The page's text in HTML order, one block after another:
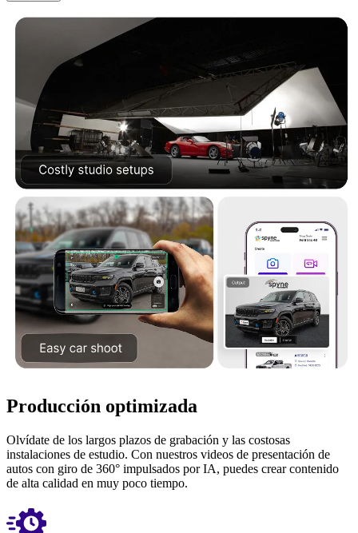
Producción optimizada
Olvídate de los largos plazos de grabación y las costosas
instalaciones de estudio. Con nuestros videos de presentación de
autos con giro de 360° impulsados ​​por IA, puedes crear contenido
de alta calidad en muy poco tiempo.